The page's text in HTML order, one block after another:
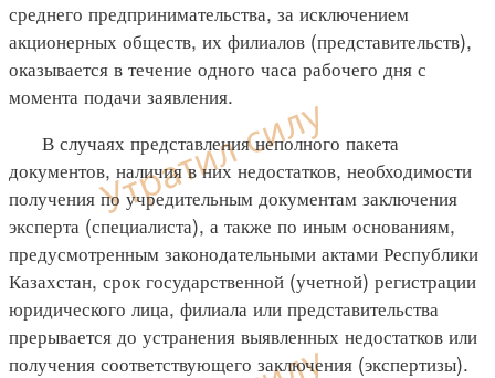
среднего предпринимательства, за исключением
акционерных обществ, их филиалов (представительств),
оказывается в течение одного часа рабочего дня с
момента подачи заявления.
В случаях представления неполного пакета
документов, наличия в них недостатков, необходимости
получения по учредительным документам заключения
эксперта (специалиста), а также по иным основаниям,
предусмотренным законодательными актами Республики
Казахстан, срок государственной (учетной) регистрации
юридического лица, филиала или представительства
прерывается до устранения выявленных недостатков или
получения соответствующего заключения (экспертизы).